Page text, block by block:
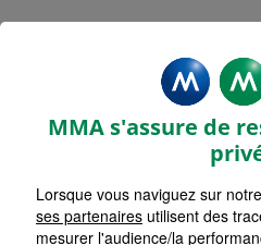
Rechercher une agence
Commencez à taper pour
Aucune suggestion
LISTE AGENCES
HORAIRES D'AUJOURD'HUI
Fermée
MMA s'assure de
Lorsque vous naviguez sur
ses partenaires utilisent des
mesurer l'audience/la